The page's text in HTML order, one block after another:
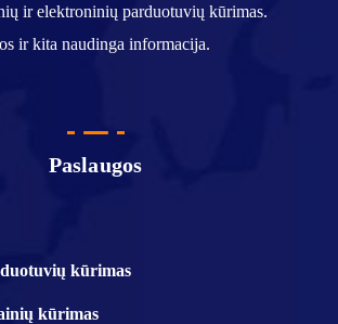
ir elektroninių parduotuvių kūrimas.
ir kita naudinga informacija.
Paslaugos
kūrimas
kūrimas